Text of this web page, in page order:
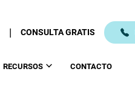
| CONSULTA GRATIS
RECURSOS CONTACTO